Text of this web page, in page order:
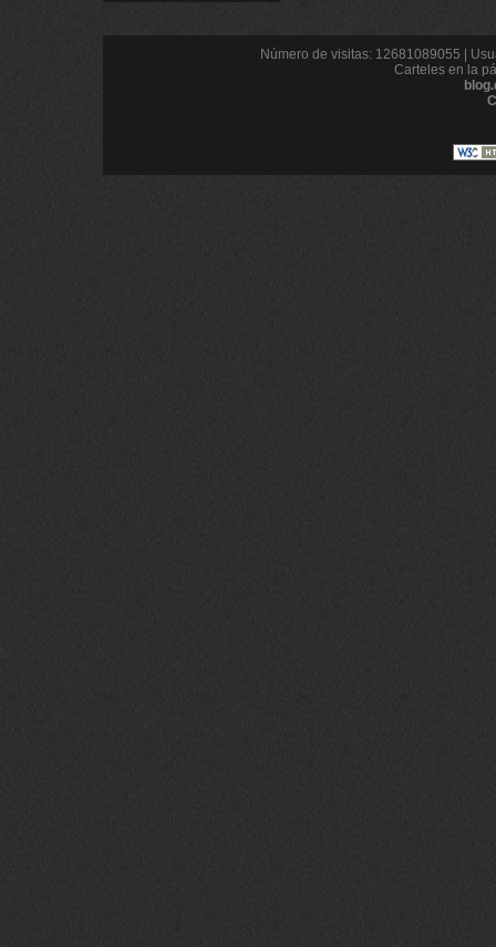
Número de visitas: 12681089055 |
Carteles en la